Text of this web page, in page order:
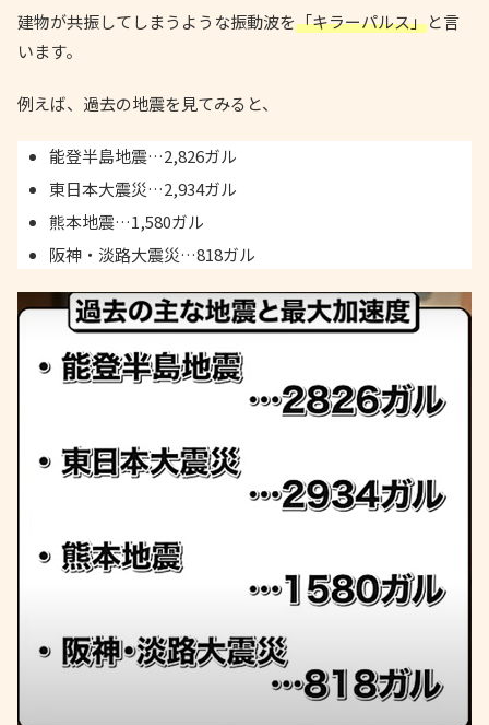
建物が共振してしまうような振動波を「キラーパルス」と言
います。
例えば、過去の地震を見てみると、
能登半島地震…2,826ガル
東日本大震災…2,934ガル
熊本地震…1,580ガル
阪神・淡路大震災…818ガル